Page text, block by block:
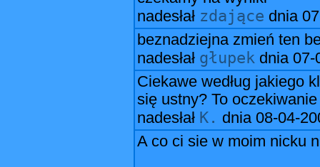
nadesłał zdające dnia
beznadziejna zmień ten
nadesłał głupekdnia 07-
Ciekawe według jakiego
się ustny? To
nadesłał K. dnia 08-04-
A co ci sie w moim nicku